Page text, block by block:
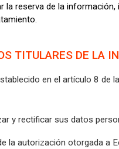
la reserva de la
TITULARES DE LA
en el artículo 8 de
y rectificar sus datos
la autorización otorgada a